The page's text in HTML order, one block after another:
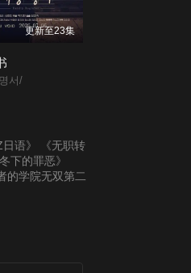
更新至23集
서/
语》
《无职转
下的罪恶》
的学院无双第二